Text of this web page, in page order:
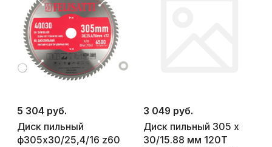
5 304 руб.
Диск пильный
ф305х30/25,4/16 z60
3 049 руб.
Диск пильный 305 х
30/15.88 мм 120T